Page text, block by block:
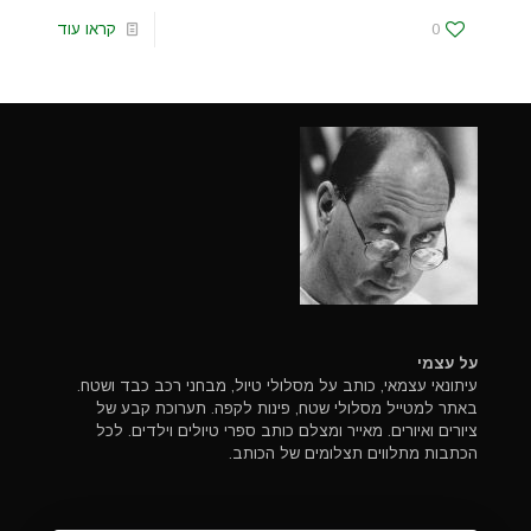
0 קראו עוד
על עצמי
עיתונאי עצמאי, כותב על מסלולי טיול, מבחני רכב כבד ושטח.
באתר למטייל מסלולי שטח, פינות לקפה. תערוכת קבע של
ציורים ואיורים. מאייר ומצלם כותב ספרי טיולים וילדים. לכל
הכתבות מתלווים תצלומים של הכותב.